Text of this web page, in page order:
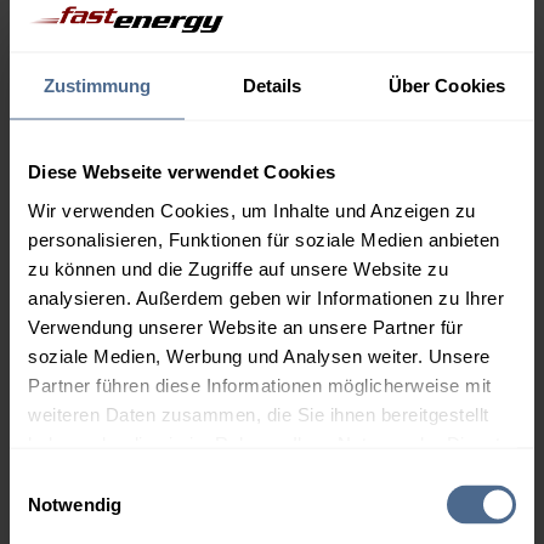
Zustimmung Details Über Cookies
Diese Webseite verwendet Cookies
Wir verwenden Cookies, um Inhalte und Anzeigen zu
personalisieren, Funktionen für soziale Medien anbieten
zu können und die Zugriffe auf unsere Website zu
analysieren. Außerdem geben wir Informationen zu Ihrer
Verwendung unserer Website an unsere Partner für
soziale Medien, Werbung und Analysen weiter. Unsere
Partner führen diese Informationen möglicherweise mit
weiteren Daten zusammen, die Sie ihnen bereitgestellt
Notwendig
Trend
162,58 €
2.000 Liter
155,08 €
157,07 €
– 1,99 €
3.000 Liter
153,24 €
155,23 €
– 1,99 €
151,77 €
153,76 €